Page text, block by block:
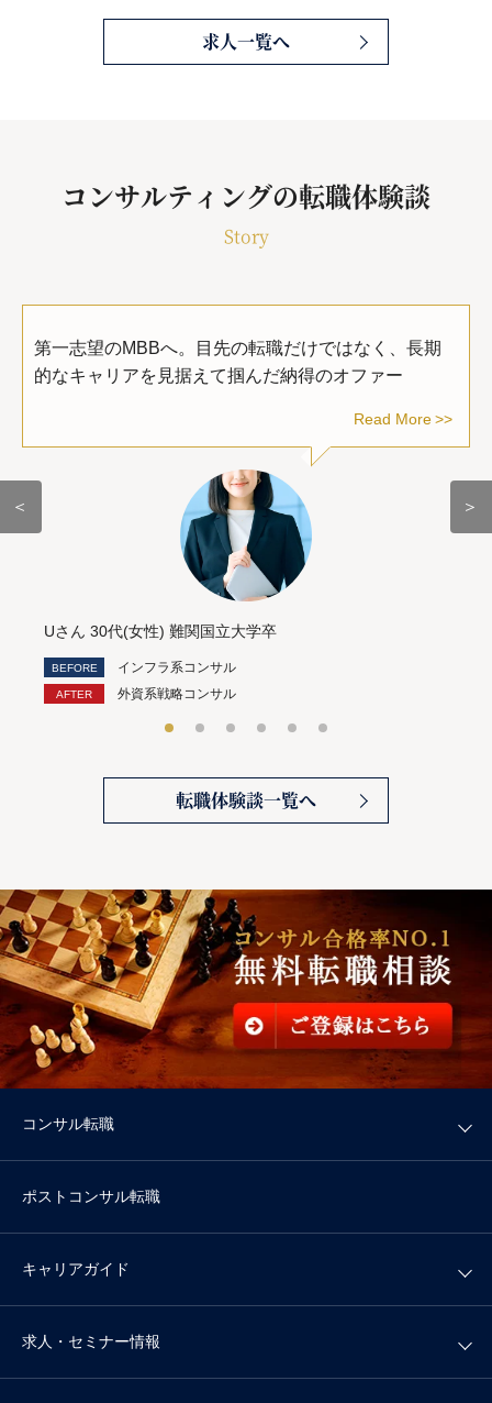
求人一覧へ
コンサルティングの転職体験談
Story
＜
第一志望のMBBへ。目先の転職だけではなく、長期
的なキャリアを見据えて掴んだ納得のオファー
Read More
Uさん 30代(女性) 難関国立大学卒
インフラ系コンサル
外資系戦略コンサル
＞
転職体験談一覧へ
コンサル転職
ポストコンサル転職
キャリアガイド
求人・セミナー情報